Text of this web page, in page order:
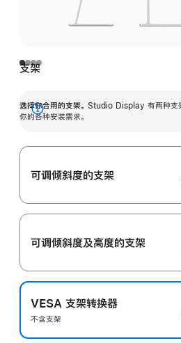
支架
选择你合用的支架。 Studio Display 有两种支
你的各种安装需求。
展
可调倾斜度的支架
可调倾斜度及高‍度的支‍架
VESA 支架转换器
不含支架